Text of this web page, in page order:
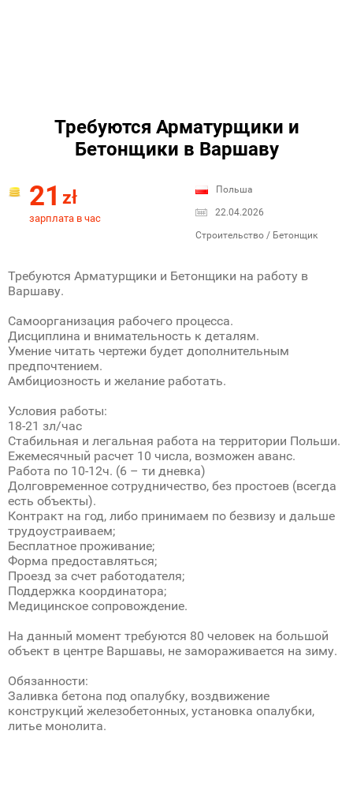
Требуются Арматурщики и
Бетонщики в Варшаву
21 zł
зарплата в час
Польша
22.04.2026
Строительство / Бетонщик
Требуются Арматурщики и Бетонщики на работу в
Варшаву.
Самоорганизация рабочего процесса.
Дисциплина и внимательность к деталям.
Умение читать чертежи будет дополнительным
предпочтением.
Амбициозность и желание работать.
Условия работы:
18-21 зл/час
Стабильная и легальная работа на территории Польши.
Ежемесячный расчет 10 числа, возможен аванс.
Работа по 10-12ч. (6 – ти дневка)
Долговременное сотрудничество, без простоев (всегда
есть объекты).
Контракт на год, либо принимаем по безвизу и дальше
трудоустраиваем;
Бесплатное проживание;
Форма предоставляться;
Проезд за счет работодателя;
Поддержка координатора;
Медицинское сопровождение.
На данный момент требуются 80 человек на большой
объект в центре Варшавы, не замораживается на зиму.
Обязанности:
Заливка бетона под опалубку, воздвижение
конструкций железобетонных, установка опалубки,
литье монолита.